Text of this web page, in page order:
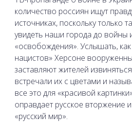
количество россиян ищут
источниках, поскольку только
увидеть наши города до войны
«освобождения». Услышать,
нацистов» Херсоне
заставляют жителей
встречали их с цветами и
все это для «красивой
оправдает русское вторжение
«русский мир».